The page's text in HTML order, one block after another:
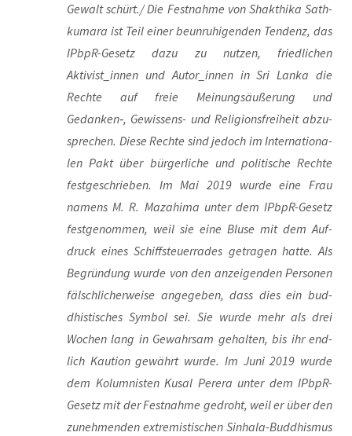
Gewalt schürt./ Die Fest­nah­me von Shakt­hi­ka Sath­
ku­ma­ra ist Teil einer beun­ru­hi­gen­den Ten­denz, das
IPb­pR-Gesetz dazu zu nut­zen, fried­li­chen
Aktivist_innen und Autor_innen in Sri Lan­ka die
Rech­te auf freie Mei­nungs­äu­ße­rung und
Gedanken‑, Gewis­sens- und Reli­gi­ons­frei­heit abzu­
spre­chen. Die­se Rech­te sind jedoch im Inter­na­tio­na­
len Pakt über bür­ger­li­che und poli­ti­sche Rech­te
fest­ge­schrie­ben. Im Mai 2019 wur­de eine Frau
namens M. R. Mazahi­ma unter dem IPb­pR-Gesetz
fest­ge­nom­men, weil sie eine Blu­se mit dem Auf­
druck eines Schiffsteu­er­ra­des getra­gen hat­te. Als
Begrün­dung wur­de von den anzei­gen­den Per­so­nen
fälsch­li­cher­wei­se ange­ge­ben, dass dies ein bud­
dhis­ti­sches Sym­bol sei. Sie wur­de mehr als drei
Wochen lang in Gewahr­sam gehal­ten, bis ihr end­
lich Kau­ti­on gewährt wur­de. Im Juni 2019 wur­de
dem Kolum­nis­ten Kusal Perera unter dem IPb­pR-
Gesetz mit der Fest­nah­me gedroht, weil er über den
zuneh­men­den extre­mis­ti­schen Sin­ha­la-Bud­dhis­mus